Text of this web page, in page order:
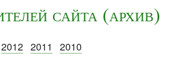
сайта (архив)
2012 2011 2010